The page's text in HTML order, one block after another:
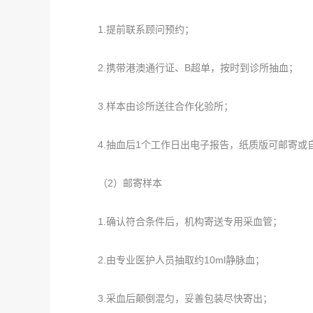
1.提前联系顾问预约；
2.携带港澳通行证、B超单，按时到诊所抽血；
3.样本由诊所送往合作化验所；
4.抽血后1个工作日出电子报告，纸质版可邮寄或
（2）邮寄样本
1.确认符合条件后，机构寄送专用采血管；
2.由专业医护人员抽取约10ml静脉血；
3.采血后颠倒混匀，妥善包装尽快寄出；